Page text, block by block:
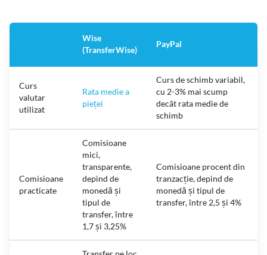
Wise
(TransferWise)
PayPal
Curs
valutar
utilizat
Rata medie a
pieței
Curs de schimb variabil,
cu 2-3% mai scump
decât rata medie de
schimb
Comisioane
practicate
Comisioane
mici,
transparente,
depind de
monedă și
tipul de
transfer, între
1,7 și 3,25%
Comisioane procent din
tranzacție, depind de
monedă și tipul de
transfer, între 2,5 și 4%